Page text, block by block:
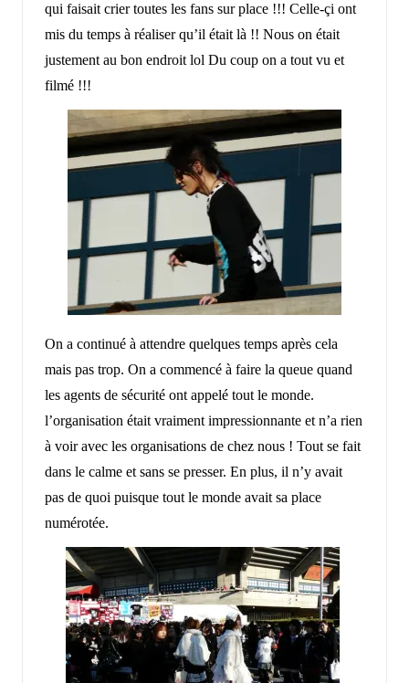
qui faisait crier toutes les fans sur place !!! Celle-çi ont
mis du temps à réaliser qu’il était là !! Nous on était
justement au bon endroit lol Du coup on a tout vu et
filmé !!!
On a continué à attendre quelques temps après cela
mais pas trop. On a commencé à faire la queue quand
les agents de sécurité ont appelé tout le monde.
l’organisation était vraiment impressionnante et n’a rien
à voir avec les organisations de chez nous ! Tout se fait
dans le calme et sans se presser. En plus, il n’y avait
pas de quoi puisque tout le monde avait sa place
numérotée.